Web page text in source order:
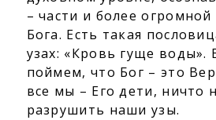
– части и более
Бога. Есть такая
узах: «Кровь гуще воды».
поймем, что Бог – это
все мы – Его дети, ничто
разрушить наши узы.